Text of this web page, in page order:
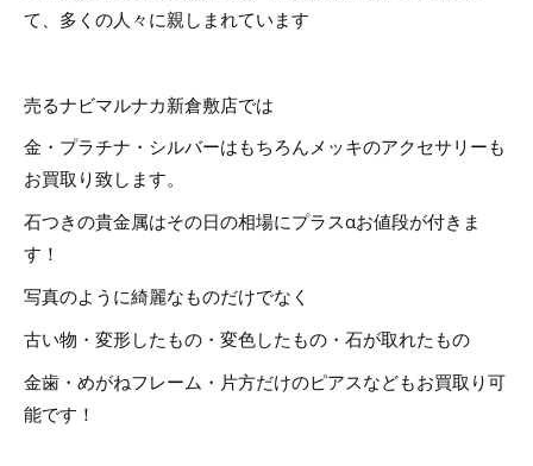
て、多くの人々に親しまれています
売るナビマルナカ新倉敷店では
金・プラチナ・シルバーはもちろんメッキのアクセサリーも
お買取り致します。
石つきの貴金属はその日の相場にプラスαお値段が付きま
す！
写真のように綺麗なものだけでなく
古い物・変形したもの・変色したもの・石が取れたもの
金歯・めがねフレーム・片方だけのピアスなどもお買取り可
能です！